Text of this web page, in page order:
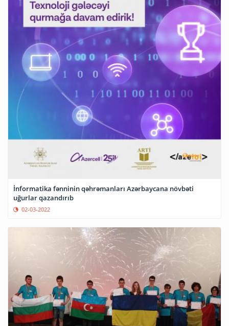
İnformatika fənninin qəhrəmanları Azərbaycana növbəti
uğurlar qazandırıb
02-03-2022